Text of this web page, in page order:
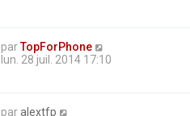
parTopForPhone
lun. 28 juil. 2014 17:10
paralextfp